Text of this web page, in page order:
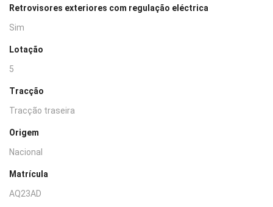
Retrovisores exteriores com regulação eléctrica
Sim
Lotação
5
Tracção
Tracção traseira
Origem
Nacional
Matrícula
AQ23AD